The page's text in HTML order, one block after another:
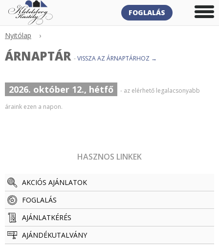
FOGLALÁS
Nyitólap ›
ÁRNAPTÁR -VISSZA AZ ÁRNAPTÁRHOZ →
2026. október 12., hétfő
- az elérhető legalacsonyabb
áraink ezen a napon.
HASZNOS LINKEK
AKCIÓS AJÁNLATOK
FOGLALÁS
AJÁNLATKÉRÉS
AJÁNDÉKUTALVÁNY